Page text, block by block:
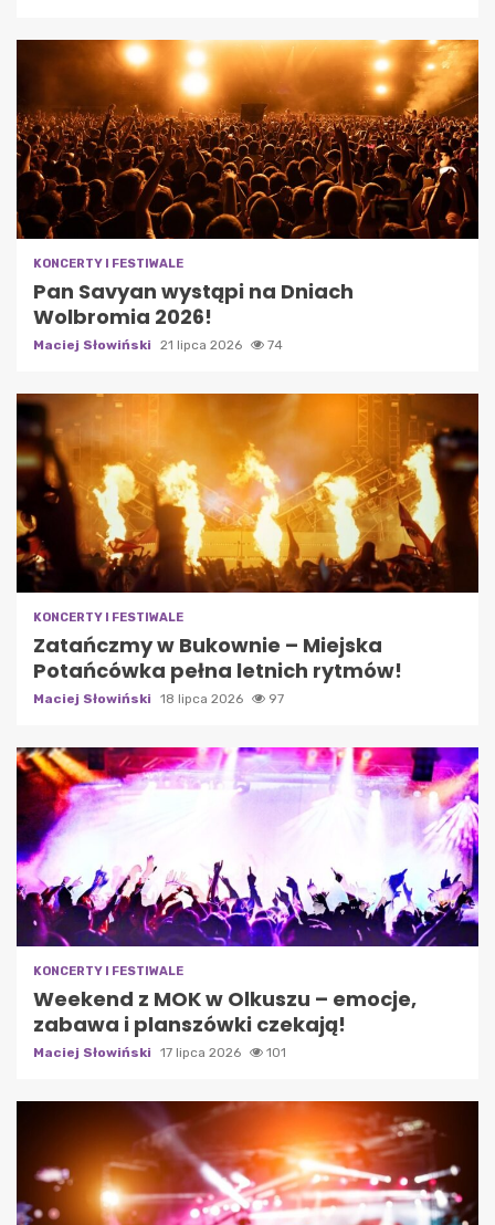
KONCERTY I FESTIWALE
Pan Savyan wystąpi na Dniach
Wolbromia 2026!
Maciej Słowiński 21 lipca 2026 74
KONCERTY I FESTIWALE
Zatańczmy w Bukownie – Miejska
Potańcówka pełna letnich rytmów!
Maciej Słowiński 18 lipca 2026 97
KONCERTY I FESTIWALE
Weekend z MOK w Olkuszu – emocje,
zabawa i planszówki czekają!
Maciej Słowiński 17 lipca 2026 101